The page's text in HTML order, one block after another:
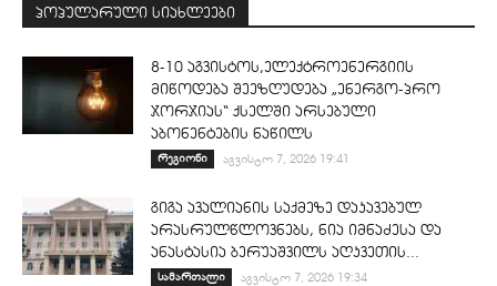
პოპულარული სიახლეები
8-10 აგვისტოს,ელექტროენერგიის
მიწოდება შეეზღუდება „ენერგო-პრო
ჯორჯიას“ ქსელში არსებული
აბონენტების ნაწილს
რეგიონი აგვისტო 7, 2026 19:41
გიგა ავალიანის საქმეზე დაკავებულ
არასრულწლოვნებს, ნია იმნაძესა და
ანასტასია ბერუაშვილს აღკვეთის...
სამართალი აგვისტო 7, 2026 19:34